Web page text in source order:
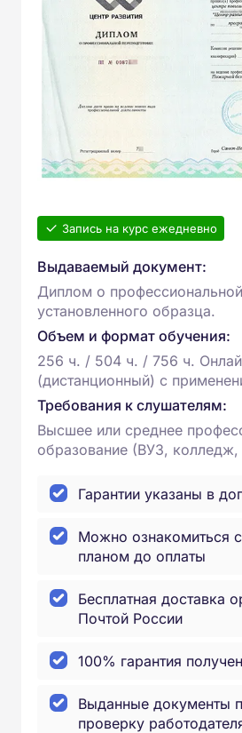
Запись на курс ежедневно
Выдаваемый документ:
Диплом о
установленного образца.
Объем и формат обучения:
256 ч. / 504 ч. / 756 ч.
(дистанционный) с
Требования к слушателям:
Высшее или среднее
образование (ВУЗ, колледж,
Гарантии указаны в
Можно ознакомиться
планом до оплаты
Бесплатная доставка
Почтой России
100% гарантия
Выданные документы
проверку